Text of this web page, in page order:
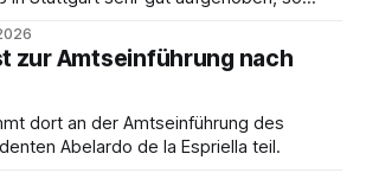
zur Amtseinführung nach
dort an der Amtseinführung des
Abelardo de la Espriella teil.